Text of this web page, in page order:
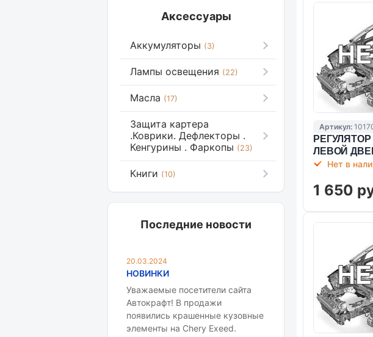
Артикул:
ЛЕВОЙ
Нет в
1 650
Аксессуары
Аккумуляторы (3)
Лампы освещения (22)
Масла (17)
Защита картера
.Коврики. Дефлекторы .
Кенгурины . Фаркопы (23)
Книги (10)
Последние новости
20.03.2024
НОВИНКИ
Уважаемые посетители сайта
Автокрафт! В продажи
появились крашенные кузовные
элементы на Chery Exeed.